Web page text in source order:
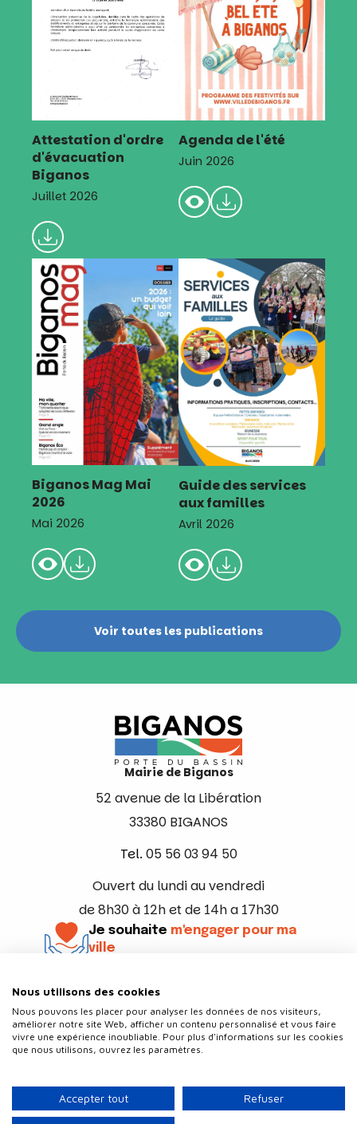
Attestation d'ordre
d'évacuation
Biganos
Juillet 2026
Agenda de l'été
Juin 2026
Biganos Mag Mai
2026
Mai 2026
Guide des services
aux familles
Avril 2026
Voir toutes les publications
Mairie de Biganos
52 avenue de la Libération
33380 BIGANOS
Tel. 05 56 03 94 50
Ouvert du lundi au vendredi
de 8h30 à 12h et de 14h a 17h30
Je souhaite m'engager pour ma
ville
Politique de confidentialité
Plan du site
Nous utilisons des cookies
Nous pouvons les placer pour analyser les données de nos visiteurs,
améliorer notre site Web, afficher un contenu personnalisé et vous faire
vivre une expérience inoubliable. Pour plus d'informations sur les cookies
que nous utilisons, ouvrez les paramètres.
Accepter tout Refuser